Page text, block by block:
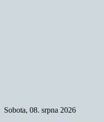
Sobota, 08. srpna 2026